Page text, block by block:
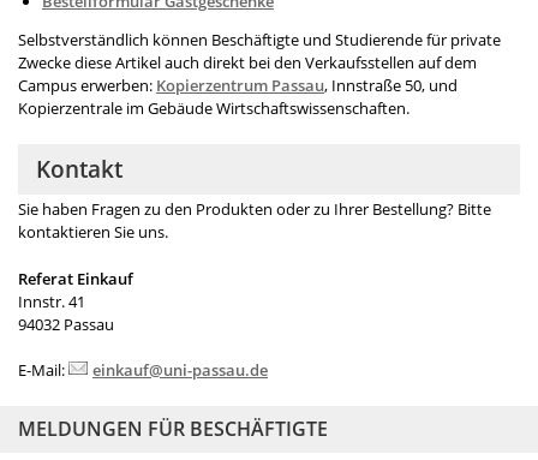
Selbstverständlich können Beschäftigte und Studierende für private
Zwecke diese Artikel auch direkt bei den Verkaufsstellen auf dem
Campus erwerben: Kopierzentrum Passau, Innstraße 50, und
Kopierzentrale im Gebäude Wirtschaftswissenschaften.
Kontakt
Sie haben Fragen zu den Produkten oder zu Ihrer Bestellung? Bitte
kontaktieren Sie uns.
Referat Einkauf
Innstr. 41
94032 Passau
E-Mail: einkauf@uni-passau.de
MELDUNGEN FÜR BESCHÄFTIGTE